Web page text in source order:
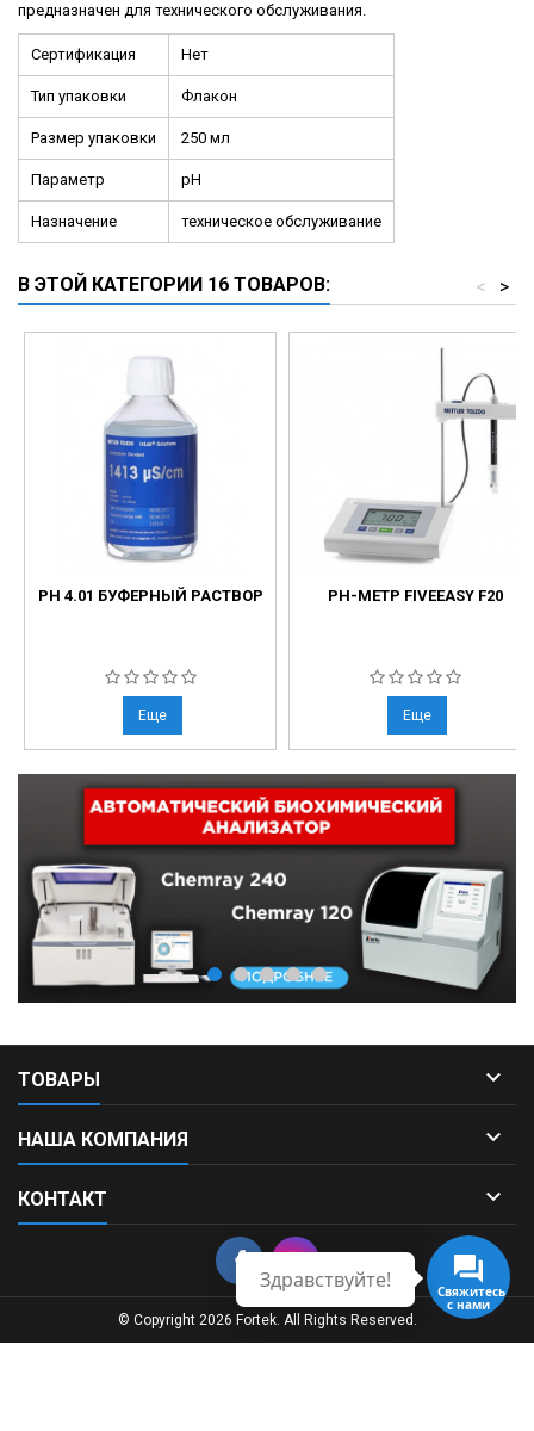
предназначен для технического обслуживания.
Сертификация Нет
Тип упаковки Флакон
Размер упаковки 250 мл
Параметр pH
Назначение техническое обслуживание
В ЭТОЙ КАТЕГОРИИ 16 ТОВАРОВ: >
<
РН 4.01 БУФЕРНЫЙ РАСТВОР
Еще
PH-МЕТР FIVEEASY F20
Еще
ТОВАРЫ 
НАША КОМПАНИЯ 
КОНТАКТ 
Свяжитесь
с нами
Здравствуйте!
© Copyright 2026 Fortek. All Rights Reserved.